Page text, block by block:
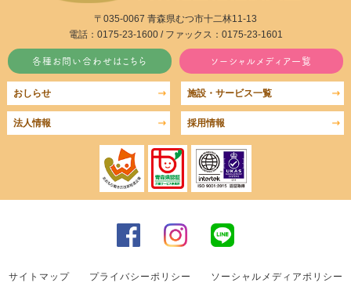
〒035-0067 青森県むつ市十二林11-13
電話：0175-23-1600 / ファックス：0175-23-1601
各種お問い合わせはこちら ソーシャルメディア一覧
施設・サービス一覧
おしらせ
法人情報 採用情報
サイトマップ プライバシーポリシー ソーシャルメディアポリシー